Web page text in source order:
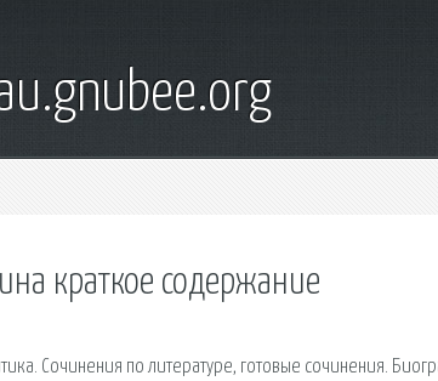
краткое содержание
Сочинения по литературе, готовые сочинения.